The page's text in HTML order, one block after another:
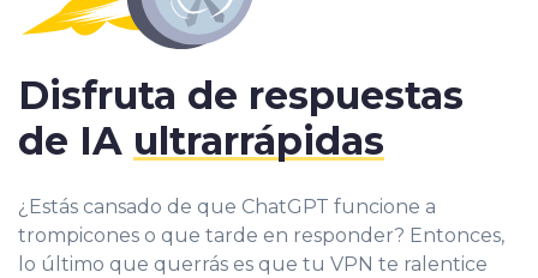
Disfruta de respuestas
de IA ultrarrápidas
¿Estás cansado de que ChatGPT funcione a
trompicones o que tarde en responder? Entonces,
lo último que querrás es que tu VPN te ralentice